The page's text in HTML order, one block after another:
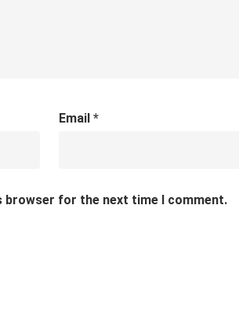
Email *
browser for the next time I comment.